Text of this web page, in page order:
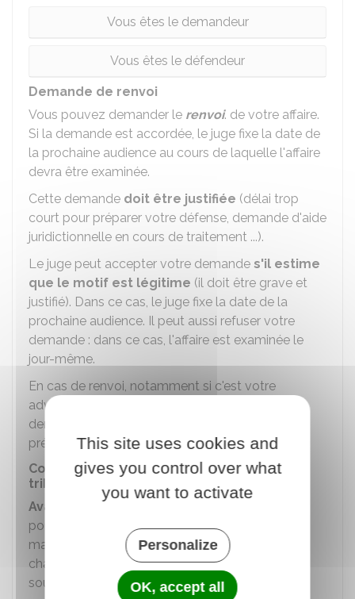
Vous êtes le demandeur
Vous êtes le défendeur
Demande de renvoi
Vous pouvez demander le renvoi. de votre affaire.
Si la demande est accordée, le juge fixe la date de
la prochaine audience au cours de laquelle l'affaire
devra être examinée.
Cette demande doit être justifiée (délai trop
court pour préparer votre défense, demande d'aide
juridictionnelle en cours de traitement ...).
Le juge peut accepter votre demande s'il estime
que le motif est légitime (il doit être grave et
justifié). Dans ce cas, le juge fixe la date de la
prochaine audience. Il peut aussi refuser votre
demande : dans ce cas, l'affaire est examinée le
jour-même.
En cas de renvoi, notamment si c'est votre
adversaire qui l'a demandé, vous pouvez
demander au juge d'être dispensé de vous
présenter à la prochaine audience.
Compétences territoriale et matérielle du
tribunal
Avant d'évoquer le litige en lui-même
pouvez évoquer la question de la compétence
matérielle ou territoriale du tribunal qui a été
chargé de l'affaire. Le juge peut également
soulever cette question.
This site uses cookies and
gives you control over what
you want to activate
Personalize
OK, accept all